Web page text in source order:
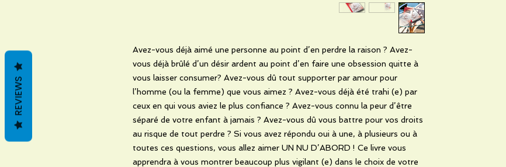
Avez-vous déjà aimé une personne au point d’en perdre la raison ? Avez-
vous déjà brûlé d’un désir ardent au point d’en faire une obsession quitte à
vous laisser consumer? Avez-vous dû tout supporter par amour pour
l’homme (ou la femme) que vous aimez ? Avez-vous déjà été trahi (e) par
ceux en qui vous aviez le plus confiance ? Avez-vous connu la peur d’être
séparé de votre enfant à jamais ? Avez-vous dû vous battre pour vos droits
au risque de tout perdre ? Si vous avez répondu oui à une, à plusieurs ou à
toutes ces questions, vous allez aimer UN NU D’ABORD ! Ce livre vous
apprendra à vous montrer beaucoup plus vigilant (e) dans le choix de votre
REVIEWS